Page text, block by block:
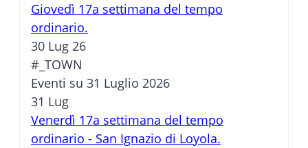
Giovedì 17a settimana del tempo
ordinario.
30 Lug 26
#_TOWN
Eventi su 31 Luglio 2026
31 Lug
Venerdì 17a settimana del tempo
ordinario - San Ignazio di Loyola.